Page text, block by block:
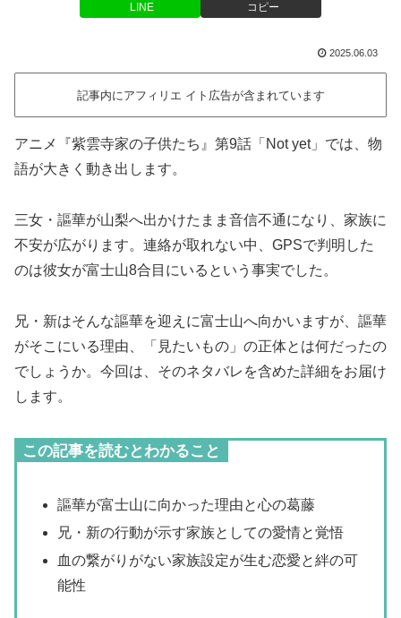
LINE コピー
2025.06.03
記事内にアフィリエ イト広告が含まれています
アニメ『紫雲寺家の子供たち』第9話「Not yet」では、物
語が大きく動き出します。
三女・謳華が山梨へ出かけたまま音信不通になり、家族に
不安が広がります。連絡が取れない中、GPSで判明した
のは彼女が富士山8合目にいるという事実でした。
兄・新はそんな謳華を迎えに富士山へ向かいますが、謳華
がそこにいる理由、「見たいもの」の正体とは何だったの
でしょうか。今回は、そのネタバレを含めた詳細をお届け
します。
この記事を読むとわかること
謳華が富士山に向かった理由と心の葛藤
兄・新の行動が示す家族としての愛情と覚悟
血の繋がりがない家族設定が生む恋愛と絆の可
能性